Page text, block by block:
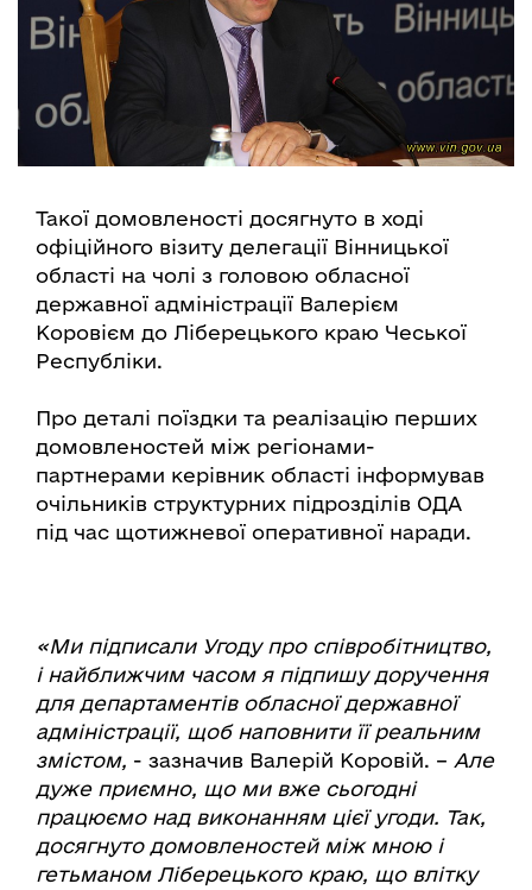
Такої домовленості досягнуто в ході
офіційного візиту делегації Вінницької
області на чолі з головою обласної
державної адміністрації Валерієм
Коровієм до Ліберецького краю Чеської
Республіки.
Про деталі поїздки та реалізацію перших
домовленостей між регіонами-
партнерами керівник області інформував
очільників структурних підрозділів ОДА
під час щотижневої оперативної наради.
«Ми підписали Угоду про співробітництво,
і найближчим часом я підпишу доручення
для департаментів обласної державної
адміністрації, щоб наповнити її реальним
змістом, - зазначив Валерій Коровій. – Але
дуже приємно, що ми вже сьогодні
працюємо над виконанням цієї угоди. Так,
досягнуто домовленостей між мною і
гетьманом Ліберецького краю, що влітку